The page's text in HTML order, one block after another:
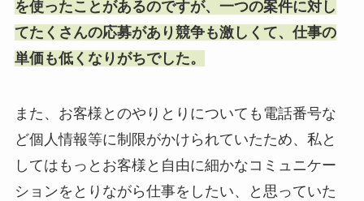
を使ったことがあるのですが、一つの案件に対し
てたくさんの応募があり競争も激しくて、仕事の
単価も低くなりがちでした。
また、お客様とのやりとりについても電話番号な
ど個人情報等に制限がかけられていたため、私と
してはもっとお客様と自由に細かなコミュニケー
ションをとりながら仕事をしたい、と思っていた